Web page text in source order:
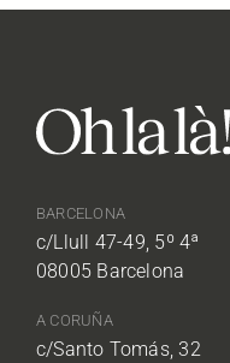
BARCELONA
c/Llull 47-49, 5º 4ª
08005 Barcelona
A CORUÑA
c/Santo Tomás, 32